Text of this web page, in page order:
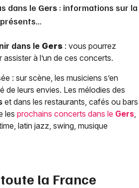
dans le Gers : informations sur la
dans le Gers : vous pourrez
à l’un de ces concerts.
: sur scène, les musiciens s’en
leurs envies. Les mélodies des
et dans les restaurants, cafés ou bars
les prochains concerts dans le Gers
latin jazz, swing, musique
la France